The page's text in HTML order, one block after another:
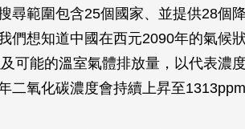
尋範圍包含25個國家、並提供28個
們想知道中國在西元2090年的氣候
可能的溫室氣體排放量，以代表濃
二氧化碳濃度會持續上昇至1313ppm